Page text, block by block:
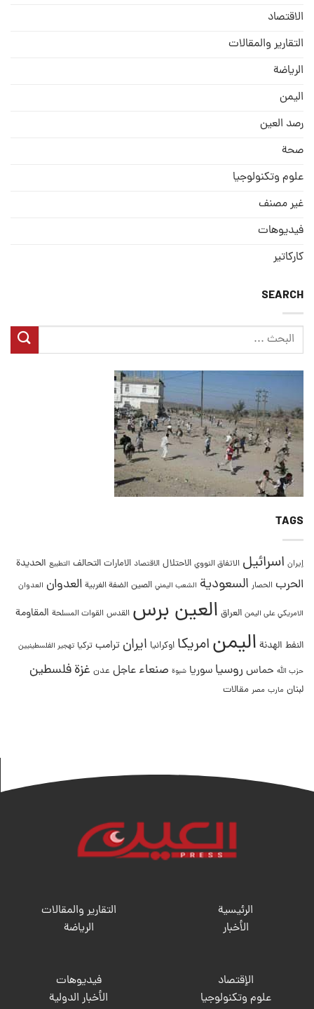
الاقتصاد
التقارير والمقالات
الریاضة
الیمن
رصد العین
صحة
علوم وتكنولوجيا
غير مصنف
فيديوهات
كاركاتير
SEARCH
TAGS
إيران اسرائيل الاتفاق النووي الاحتلال الاقتصاد الامارات التحالف التطبيع الحديدة
الحرب الحصار السعودية الشعب اليمني الصين الضفة الغربية العدوان العدوان
الامريكي على اليمن العراق العين برس القدس القوات المسلحة المقاومة
النفط الهدنة اليمنامريكا اوكرانيا ايران ترامب تركيا تهجير الفلسطينيين
حزب الله حماس روسيا سوريا شبوة صنعاء عاجل عدن غزةفلسطين
لبنان مارب مصر مقالات
الرئيسية
الأخبار
التقارير والمقالات
الریاضة
الإقتصاد
علوم وتكنولوجيا
فيديوهات
الأخبار الدولية